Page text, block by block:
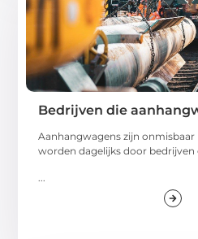
Bedrijven die
Aanhangwagens zijn onmisbaar
worden dagelijks door